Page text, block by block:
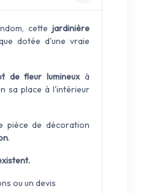
cette jardinière
dotée d'une vraie
de fleur lumineux à
sa place à l'intérieur
de décoration
.
ou un devis